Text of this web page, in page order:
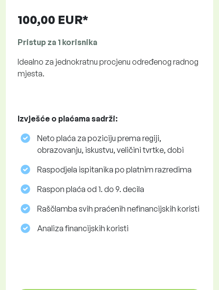
100,00 EUR*
Pristup za 1 korisnika
Idealno za jednokratnu procjenu određenog radnog
mjesta.
Izvješće o plaćama sadrži:
Neto plaća za poziciju prema regiji,
obrazovanju, iskustvu, veličini tvrtke, dobi
Raspodjela ispitanika po platnim razredima
Raspon plaća od 1. do 9. decila
Raščlamba svih praćenih nefinancijskih koristi
Analiza financijskih koristi